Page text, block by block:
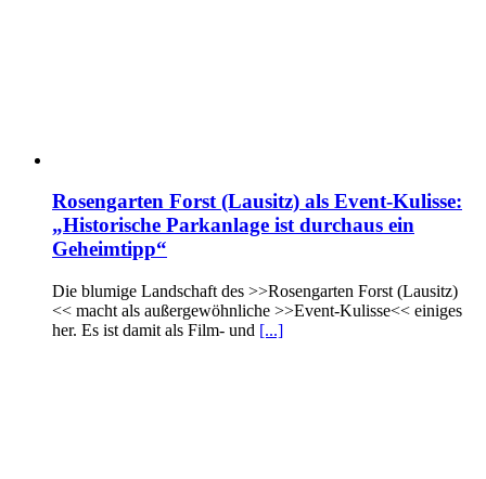
Rosengarten Forst (Lausitz) als Event-Kulisse:
„Historische Parkanlage ist durchaus ein
Geheimtipp“
Die blumige Landschaft des >>Rosengarten Forst (Lausitz)
<< macht als außergewöhnliche >>Event-Kulisse<< einiges
her. Es ist damit als Film- und [...]